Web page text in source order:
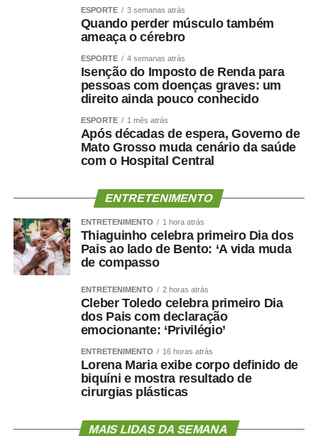
a saúde cerebral?
alguns mecanismos ajudam a explicá-la.
A perda muscular pode piorar a resistência à insulina,
reduzir o gasto energético, aumentar o sedentarismo e
favorecer inflamação crônica. Ao mesmo tempo, fatores
como hipertensão, diabetes, apneia do sono e colesterol
elevado afetam os vasos sanguíneos que irrigam tanto o
questão estética. É uma estratégia de proteção
metabólica, cardiovascular, funcional e possivelmente
cognitiva.
Como enfrentar
cientificamente esse problema
O primeiro passo é avaliar mais do que o peso.
ESPORTE 3 semanas atrás
Quando perder músculo também
ameaça o cérebro
ESPORTE 4 semanas atrás
Isenção do Imposto de Renda para
pessoas com doenças graves: um
direito ainda pouco conhecido
ESPORTE 1 mês atrás
Após décadas de espera, Governo de
Mato Grosso muda cenário da saúde
com o Hospital Central
ENTRETENIMENTO
ENTRETENIMENTO 1 hora atrás
Thiaguinho celebra primeiro Dia dos
Pais ao lado de Bento: ‘A vida muda
de compasso
ENTRETENIMENTO 2 horas atrás
Cleber Toledo celebra primeiro Dia
dos Pais com declaração
emocionante: ‘Privilégio’
ENTRETENIMENTO 16 horas atrás
Lorena Maria exibe corpo definido de
biquíni e mostra resultado de
cirurgias plásticas
MAIS LIDAS DA SEMANA